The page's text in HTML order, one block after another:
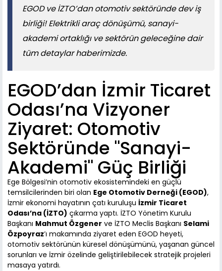
EGOD ve İZTO’dan otomotiv sektöründe dev iş
birliği! Elektrikli araç dönüşümü, sanayi-
akademi ortaklığı ve sektörün geleceğine dair
tüm detaylar haberimizde.
EGOD’dan İzmir Ticaret
Odası’na Vizyoner
Ziyaret: Otomotiv
Sektöründe "Sanayi-
Akademi" Güç Birliği
Ege Bölgesi’nin otomotiv ekosistemindeki en güçlü
temsilcilerinden biri olan Ege Otomotiv Derneği (EGOD),
İzmir ekonomi hayatının çatı kuruluşu İzmir Ticaret
Odası’na (İZTO) çıkarma yaptı. İZTO Yönetim Kurulu
Başkanı Mahmut Özgener ve İZTO Meclis Başkanı Selami
Özpoyraz’ı makamında ziyaret eden EGOD heyeti,
otomotiv sektörünün küresel dönüşümünü, yaşanan güncel
sorunları ve İzmir özelinde geliştirilebilecek stratejik projeleri
masaya yatırdı.